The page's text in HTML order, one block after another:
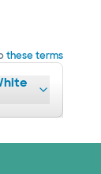
these terms